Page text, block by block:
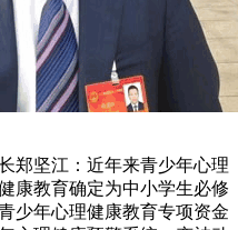
郑坚江：近年来青少年心理
康教育确定为中小学生必修
少年心理健康教育专项资金